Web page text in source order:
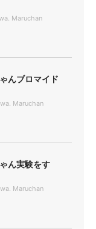
Maruchan
んブロマイド
Maruchan
ん実験をす
Maruchan